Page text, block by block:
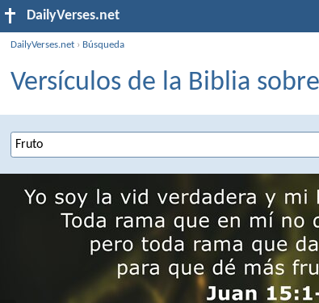
DailyVerses.net
DailyVerses.net › Búsqueda
Versículos de la Biblia